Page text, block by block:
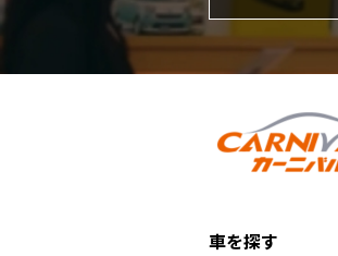
車を探す